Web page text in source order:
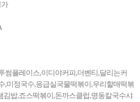
썸플레이스,이디야커피,더벤티,달리는커
,미정국수,응급실국물떡볶이,우리할매떡볶
김밥,죠스떡볶이,돈까스클럽,명동칼국수샤